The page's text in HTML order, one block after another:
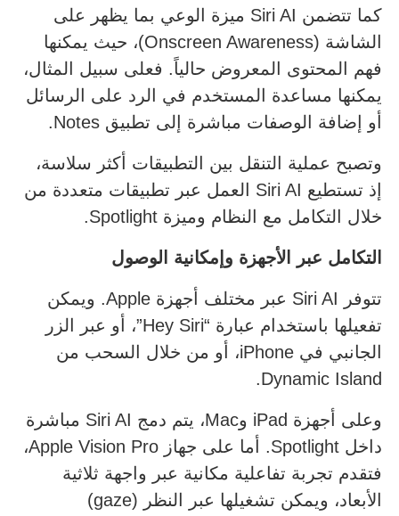
كما تتضمن Siri AI ميزة الوعي بما يظهر على
الشاشة (Onscreen Awareness)، حيث يمكنها
فهم المحتوى المعروض حالياً. فعلى سبيل المثال،
يمكنها مساعدة المستخدم في الرد على الرسائل
أو إضافة الوصفات مباشرة إلى تطبيق Notes.
وتصبح عملية التنقل بين التطبيقات أكثر سلاسة،
إذ تستطيع Siri AI العمل عبر تطبيقات متعددة من
خلال التكامل مع النظام وميزة Spotlight.
التكامل عبر الأجهزة وإمكانية الوصول
تتوفر Siri AI عبر مختلف أجهزة Apple. ويمكن
تفعيلها باستخدام عبارة “Hey Siri”، أو عبر الزر
الجانبي في iPhone، أو من خلال السحب من
Dynamic Island.
وعلى أجهزة iPad وMac، يتم دمج Siri AI مباشرة
داخل Spotlight. أما على جهاز Apple Vision Pro،
فتقدم تجربة تفاعلية مكانية عبر واجهة ثلاثية
الأبعاد، ويمكن تشغيلها عبر النظر (gaze)